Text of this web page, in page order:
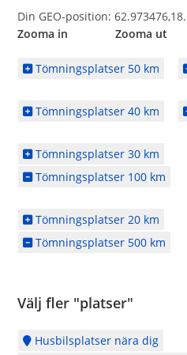
Din GEO-position:
Zooma in Zooma ut
Tömningsplatser 50 km
Tömningsplatser 40 km
Tömningsplatser 30 km
Tömningsplatser 100 km
Tömningsplatser 20 km
Tömningsplatser 500 km
Välj fler "platser"
Husbilsplatser nära dig